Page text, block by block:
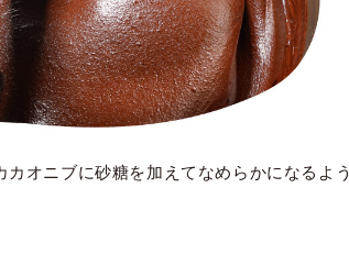
オニブに砂糖を加えてなめらかになるよう